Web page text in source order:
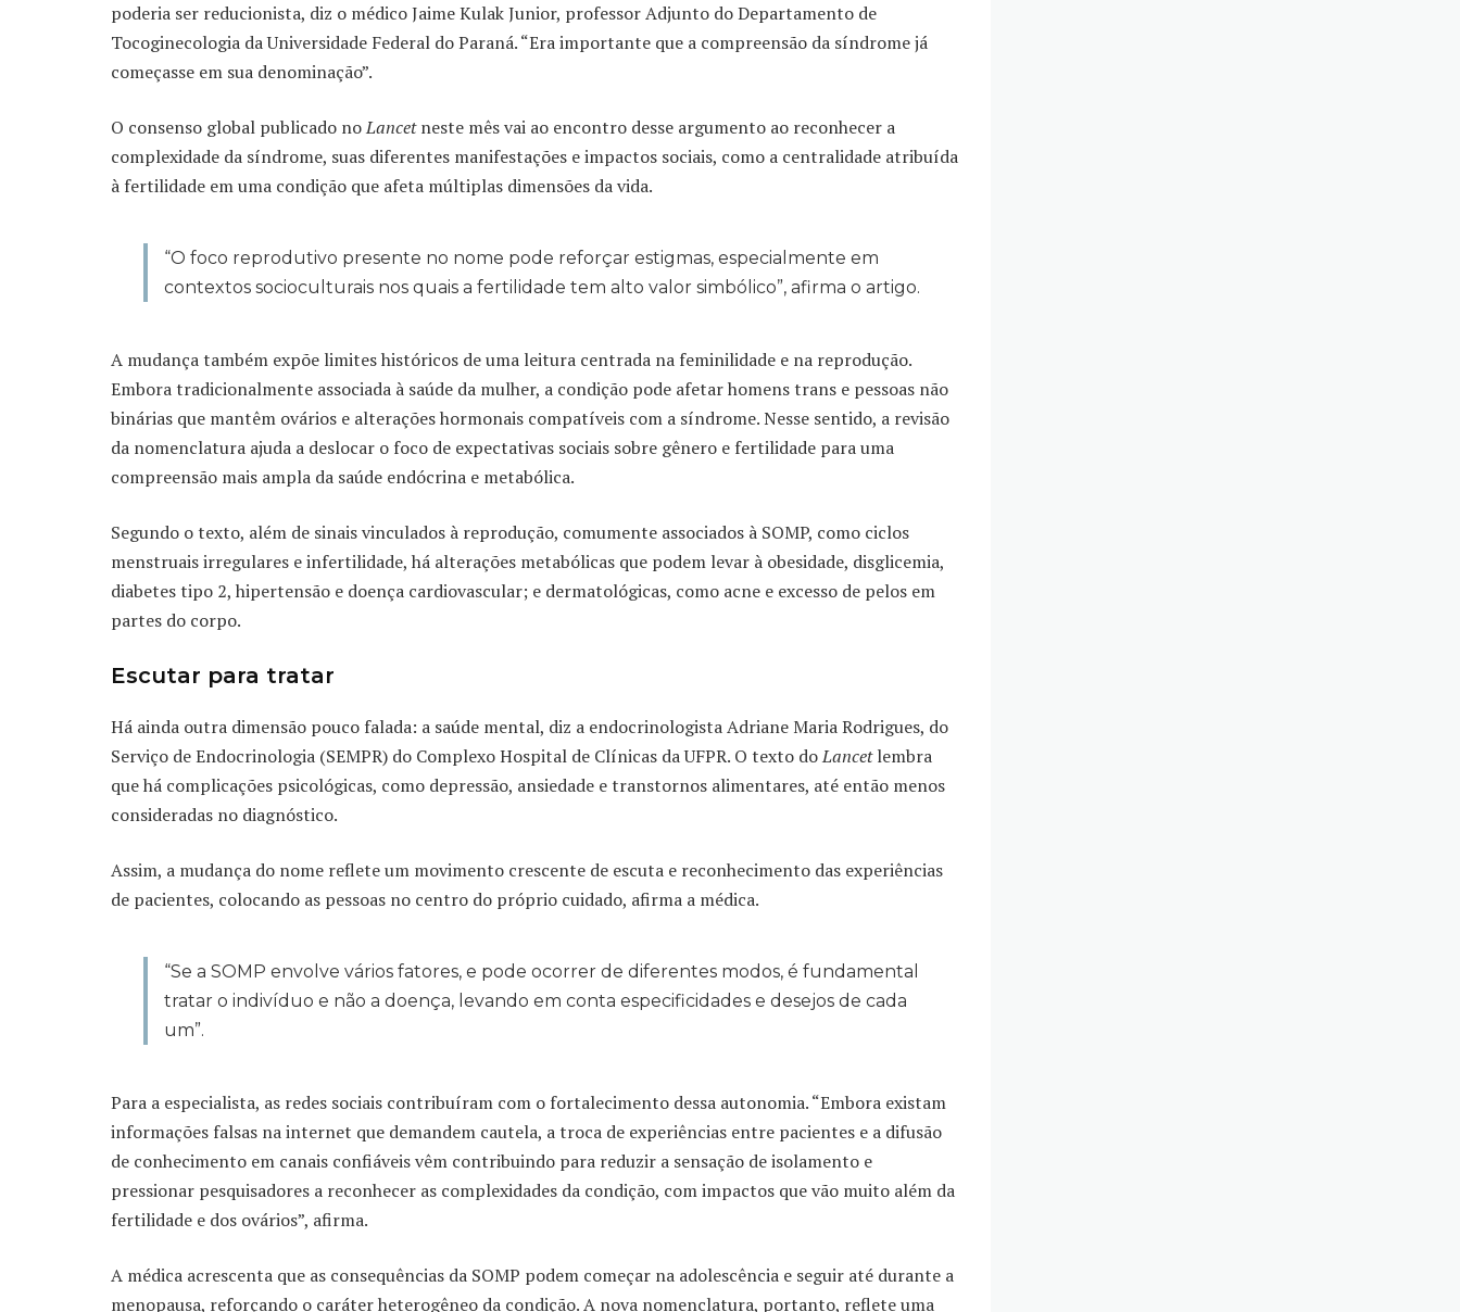
poderia ser reducionista, diz o médico Jaime Kulak Junior, professor Adjunto do Departamento de
Tocoginecologia da Universidade Federal do Paraná. “Era importante que a compreensão da síndrome já
começasse em sua denominação”.
O consenso global publicado noLancetneste mês vai ao encontro desse argumento ao reconhecer a
complexidade da síndrome, suas diferentes manifestações e impactos sociais, como a centralidade atribuída
à fertilidade em uma condição que afeta múltiplas dimensões da vida.
“O foco reprodutivo presente no nome pode reforçar estigmas, especialmente em
contextos socioculturais nos quais a fertilidade tem alto valor simbólico”, afirma o artigo.
A mudança também expõe limites históricos de uma leitura centrada na feminilidade e na reprodução.
Embora tradicionalmente associada à saúde da mulher, a condição pode afetar homens trans e pessoas não
binárias que mantêm ovários e alterações hormonais compatíveis com a síndrome. Nesse sentido, a revisão
da nomenclatura ajuda a deslocar o foco de expectativas sociais sobre gênero e fertilidade para uma
compreensão mais ampla da saúde endócrina e metabólica.
Segundo o texto, além de sinais vinculados à reprodução, comumente associados à SOMP, como ciclos
menstruais irregulares e infertilidade, há alterações metabólicas que podem levar à obesidade, disglicemia,
diabetes tipo 2, hipertensão e doença cardiovascular; e dermatológicas, como acne e excesso de pelos em
partes do corpo.
Escutar para tratar
Há ainda outra dimensão pouco falada: a saúde mental, diz a endocrinologista Adriane Maria Rodrigues, do
Serviço de Endocrinologia (SEMPR) do Complexo Hospital de Clínicas da UFPR. O texto doLancetlembra
que há complicações psicológicas, como depressão, ansiedade e transtornos alimentares, até então menos
consideradas no diagnóstico.
Assim, a mudança do nome reflete um movimento crescente de escuta e reconhecimento das experiências
de pacientes, colocando as pessoas no centro do próprio cuidado, afirma a médica.
“Se a SOMP envolve vários fatores, e pode ocorrer de diferentes modos, é fundamental
tratar o indivíduo e não a doença, levando em conta especificidades e desejos de cada
um”.
Para a especialista, as redes sociais contribuíram com o fortalecimento dessa autonomia. “Embora existam
informações falsas na internet que demandem cautela, a troca de experiências entre pacientes e a difusão
de conhecimento em canais confiáveis vêm contribuindo para reduzir a sensação de isolamento e
pressionar pesquisadores a reconhecer as complexidades da condição, com impactos que vão muito além da
fertilidade e dos ovários”, afirma.
A médica acrescenta que as consequências da SOMP podem começar na adolescência e seguir até durante a
menopausa, reforçando o caráter heterogêneo da condição. A nova nomenclatura, portanto, reflete uma